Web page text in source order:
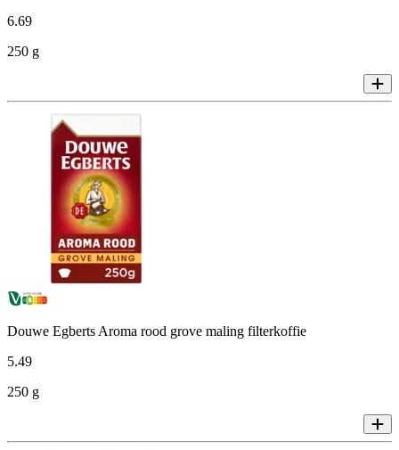
6.69
250 g
Douwe Egberts Aroma rood grove maling filterkoffie
5.49
250 g